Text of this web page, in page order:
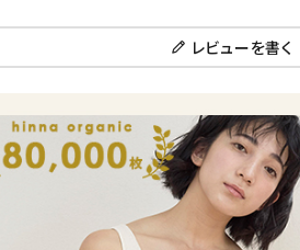
レビューを書く